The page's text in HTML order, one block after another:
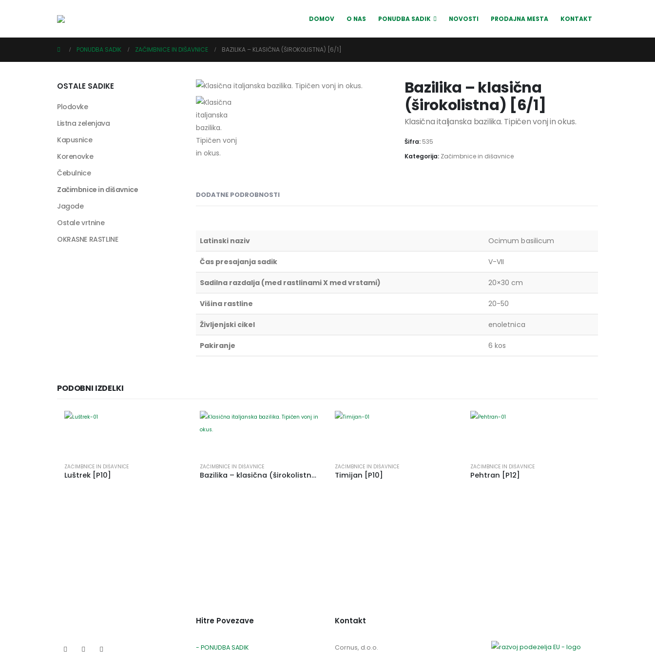
DOMOV O NAS PONUDBA SADIK NOVOSTI PRODAJNA MESTA KONTAKT
PONUDBA SADIK ZAČIMBNICE IN DIŠAVNICE BAZILIKA – KLASIČNA (ŠIROKOLISTNA) [6/1]
Bazilika – klasična
(širokolistna) [6/1]
Klasična italjanska bazilika. Tipičen vonj in okus.
Šifra: 535
Kategorija: Začimbnice in dišavnice
DODATNE PODROBNOSTI
Latinski naziv Ocimum basilicum
Čas presajanja sadik V-VII
Sadilna razdalja (med rastlinami X med vrstami) 20×30 cm
Višina rastline 20-50
Življenjski cikel enoletnica
Pakiranje 6 kos
OSTALE SADIKE
Plodovke
Listna zelenjava
Kapusnice
Korenovke
Čebulnice
Začimbnice in dišavnice
Jagode
Ostale vrtnine
OKRASNE RASTLINE
PODOBNI IZDELKI
ZAČIMBNICE IN DIŠAVNICE
Luštrek [P10]
ZAČIMBNICE IN DIŠAVNICE
Bazilika – klasična (širokolistna) [P10]
ZAČIMBNICE IN DIŠAVNICE
Timijan [P10]
ZAČIMBNICE IN DIŠAVNICE
Pehtran [P12]
Hitre Povezave
- PONUDBA SADIK
Kontakt
Cornus, d.o.o.